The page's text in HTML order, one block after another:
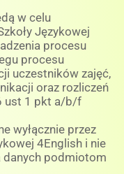
w celu
Językowej
procesu
procesu
uczestników zajęć,
oraz rozliczeń
ust 1 pkt a/b/f
wyłącznie przez
4English i nie
danych podmiotom